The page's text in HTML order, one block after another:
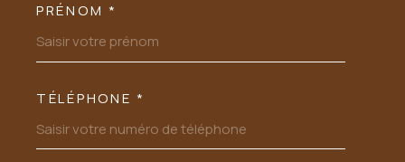
PRÉNOM *
TÉLÉPHONE *